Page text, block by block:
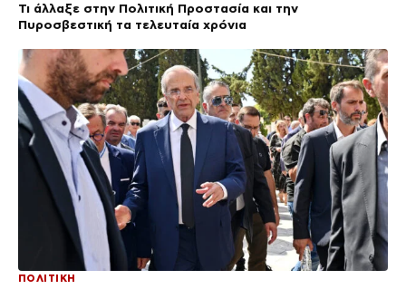
Τι άλλαξε στην Πολιτική Προστασία και την
Πυροσβεστική τα τελευταία χρόνια
ΠΟΛΙΤΙΚΗ